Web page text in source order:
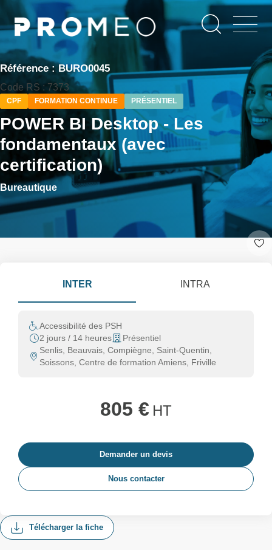
contenu
principal
Référence : BURO0045
Code RS : 7373
CPF FORMATION CONTINUE PRÉSENTIEL
POWER BI Desktop - Les
fondamentaux (avec
certification)
Bureautique
Télécharger la fiche
INTER INTRA
Accessibilité des PSH
2 jours / 14 heures
Présentiel
Senlis, Beauvais, Compiègne, Saint-Quentin,
Soissons, Centre de formation Amiens, Friville
805 € HT
Demander un devis
Nous contacter
Panneau de gestion des cookies